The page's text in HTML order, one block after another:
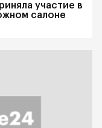
участие в
салоне